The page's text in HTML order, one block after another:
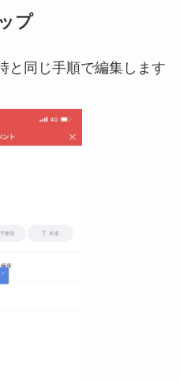
プ
と同じ手順で編集します